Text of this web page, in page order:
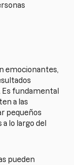
emocionantes,
fundamental
a las
pequeños
lo largo del
pueden